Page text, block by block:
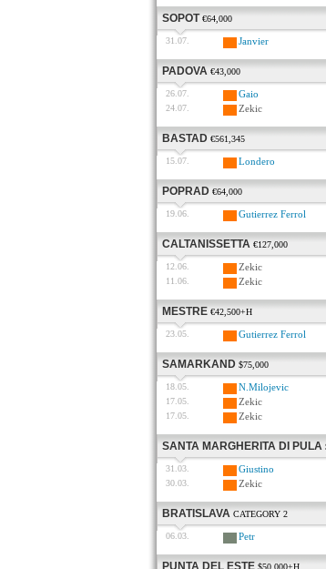
SOPOT €64,000
31.07. Janvier
PADOVA €43,000
26.07. Gaio
24.07. Zekic
BASTAD €561,345
15.07. Londero
POPRAD €64,000
19.06. Gutierrez Ferrol
CALTANISSETTA €127,000
12.06. Zekic
11.06. Zekic
MESTRE €42,500+H
23.05. Gutierrez Ferrol
SAMARKAND $75,000
18.05. N.Milojevic
17.05. Zekic
17.05. Zekic
SANTA MARGHERITA DI PULA
31.03. Giustino
30.03. Zekic
BRATISLAVA CATEGORY 2
06.03. Petr
PUNTA DEL ESTE $50,000+H